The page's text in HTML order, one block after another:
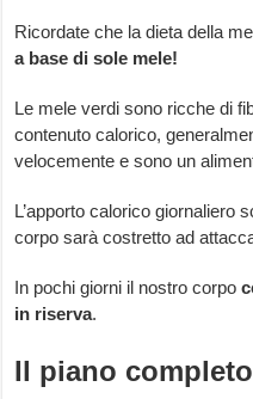
Ricordate che la dieta della
a base di sole mele!
Le mele verdi sono ricche di
contenuto calorico,
velocemente e sono un
L’apporto calorico giornaliero
corpo sarà costretto ad
In pochi giorni il nostro corpo
in riserva.
Il piano completo